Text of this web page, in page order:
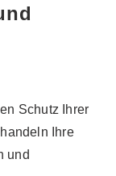
Schutz Ihrer
Ihre
und